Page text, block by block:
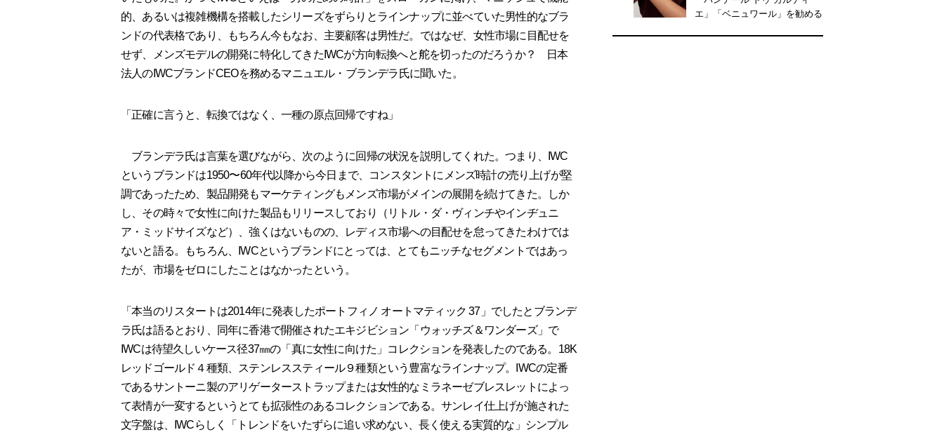
的、あるいは複雑機構を搭載したシリーズをずらりとラインナップに並べていた男性的なブラ
ンドの代表格であり、もちろん今もなお、主要顧客は男性だ。ではなぜ、女性市場に目配せを
せず、メンズモデルの開発に特化してきたIWCが方向転換へと舵を切ったのだろうか？ 日本
法人のIWCブランドCEOを務めるマニュエル・ブランデラ氏に聞いた。
「正確に言うと、転換ではなく、一種の原点回帰ですね」
ブランデラ氏は言葉を選びながら、次のように回帰の状況を説明してくれた。つまり、IWC
というブランドは1950〜60年代以降から今日まで、コンスタントにメンズ時計の売り上げが堅
調であったため、製品開発もマーケティングもメンズ市場がメインの展開を続けてきた。しか
し、その時々で女性に向けた製品もリリースしており（リトル・ダ・ヴィンチやインヂュニ
ア・ミッドサイズなど）、強くはないものの、レディス市場への目配せを怠ってきたわけでは
ないと語る。もちろん、IWCというブランドにとっては、とてもニッチなセグメントではあっ
たが、市場をゼロにしたことはなかったという。
「本当のリスタートは2014年に発表したポートフィノ オートマティック 37」でしたとブランデ
ラ氏は語るとおり、同年に香港で開催されたエキジビション「ウォッチズ＆ワンダーズ」で
IWCは待望久しいケース径37㎜の「真に女性に向けた」コレクションを発表したのである。18K
レッドゴールド４種類、ステンレススティール９種類という豊富なラインナップ。IWCの定番
であるサントーニ製のアリゲーターストラップまたは女性的なミラネーゼブレスレットによっ
て表情が一変するというとても拡張性のあるコレクションである。サンレイ仕上げが施された
文字盤は、IWCらしく「トレンドをいたずらに追い求めない、長く使える実質的な」シンプル
エ」「ベニュワール」を勧める